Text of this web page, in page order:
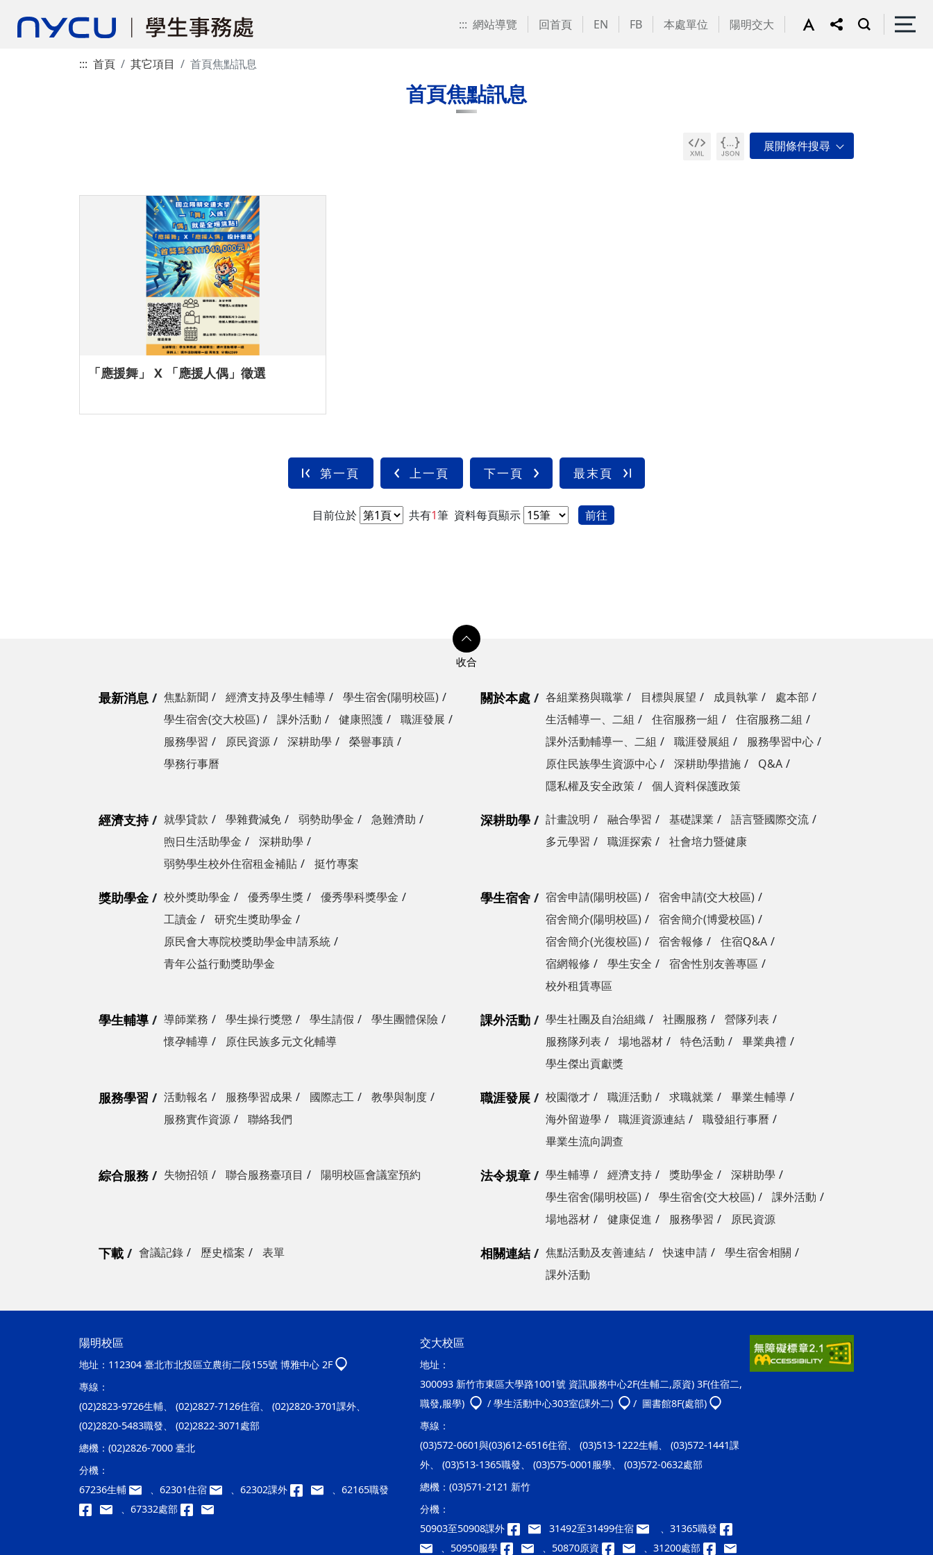
::: 網站導覽 回首頁 EN FB 本處單位 陽明交大
::: 首頁 其它項目 首頁焦點訊息
首頁焦點訊息
「應援舞」 X 「應援人偶」徵選
第一頁 上一頁 下一頁 最末頁
目前位於 共有1筆 資料每頁顯示 前往
最新消息 焦點新聞 經濟支持及學生輔導
學生宿舍(陽明校區)
學生宿舍(交大校區)
課外活動 健康照護
職涯發展
服務學習
原民資源 深耕助學
榮譽事蹟
學務行事曆
關於本處 各組業務與職掌 目標與展望 成員執掌
處本部
生活輔導一、二組
住宿服務一組
住宿服務二組
課外活動輔導一、二組
職涯發展組
服務學習中心
原住民族學生資源中心
深耕助學措施
Q&A
隱私權及安全政策
個人資料保護政策
經濟支持 就學貸款 學雜費減免 弱勢助學金
急難濟助
煦日生活助學金
深耕助學
弱勢學生校外住宿租金補貼
挺竹專案
深耕助學 計畫說明 融合學習 基礎課業
語言暨國際交流
多元學習
職涯探索 社會培力暨健康
獎助學金 校外獎助學金 優秀學生獎
優秀學科獎學金
工讀金
研究生獎助學金
原民會大專院校獎助學金申請系統
青年公益行動獎助學金
學生宿舍 宿舍申請(陽明校區)
宿舍申請(交大校區)
宿舍簡介(陽明校區)
宿舍簡介(博愛校區)
宿舍簡介(光復校區)
宿舍報修
住宿Q&A
宿網報修
學生安全
宿舍性別友善專區
校外租賃專區
學生輔導 導師業務 學生操行獎懲 學生請假
學生團體保險
懷孕輔導
原住民族多元文化輔導
課外活動 學生社團及自治組織 社團服務
營隊列表
服務隊列表
場地器材 特色活動
畢業典禮
學生傑出貢獻獎
服務學習 活動報名 服務學習成果 國際志工
教學與制度
服務實作資源
聯絡我們
職涯發展 校園徵才 職涯活動 求職就業
畢業生輔導
海外留遊學
職涯資源連結
職發組行事曆
畢業生流向調查
綜合服務 失物招領 聯合服務臺項目 陽明校區會議室預約 法令規章 學生輔導 經濟支持 獎助學金
深耕助學
學生宿舍(陽明校區)
學生宿舍(交大校區)
課外活動
場地器材
健康促進 服務學習 原民資源
下載 會議記錄 歷史檔案 表單 相關連結 焦點活動及友善連結 快速申請
學生宿舍相關
課外活動
陽明校區
地址： 112304 臺北市北投區立農街二段155號 博雅中心 2F
專線：
(02)2823-9726生輔、 (02)2827-7126住宿、 (02)2820-3701課外、
(02)2820-5483職發、 (02)2822-3071處部
總機： (02)2826-7000 臺北
分機：
67236生輔
、62301住宿 、62302課外
、62165職發
、67332處部
交大校區
地址：
300093 新竹市東區大學路1001號 資訊服務中心2F(生輔二,原資) 3F(住宿二,
職發,服學)
/ 學生活動中心303室(課外二)
/ 圖書館8F(處部)
專線：
(03)572-0601與(03)612-6516住宿、 (03)513-1222生輔、 (03)572-1441課
外、 (03)513-1365職發、 (03)575-0001服學、 (03)572-0632處部
總機：(03)571-2121 新竹
分機：
50903至50908課外
31492至31499住宿
、31365職發
、50950服學
、50870原資 、31200處部